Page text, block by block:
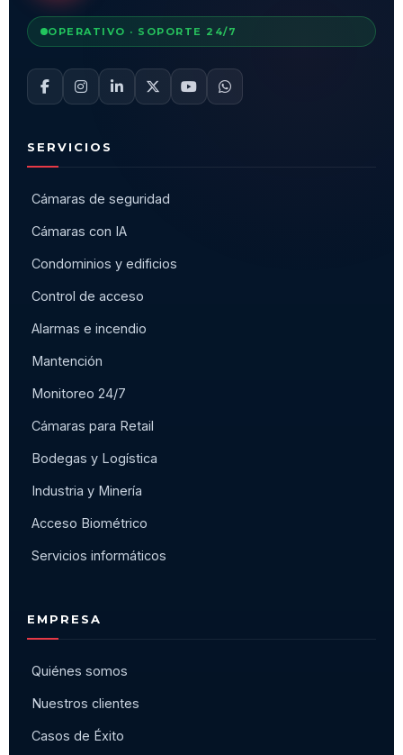
OPERATIVO · SOPORTE 24/7
SERVICIOS
Cámaras de seguridad
Cámaras con IA
Condominios y edificios
Control de acceso
Alarmas e incendio
Mantención
Monitoreo 24/7
Cámaras para Retail
Bodegas y Logística
Industria y Minería
Acceso Biométrico
Servicios informáticos
EMPRESA
Quiénes somos
Nuestros clientes
Casos de Éxito